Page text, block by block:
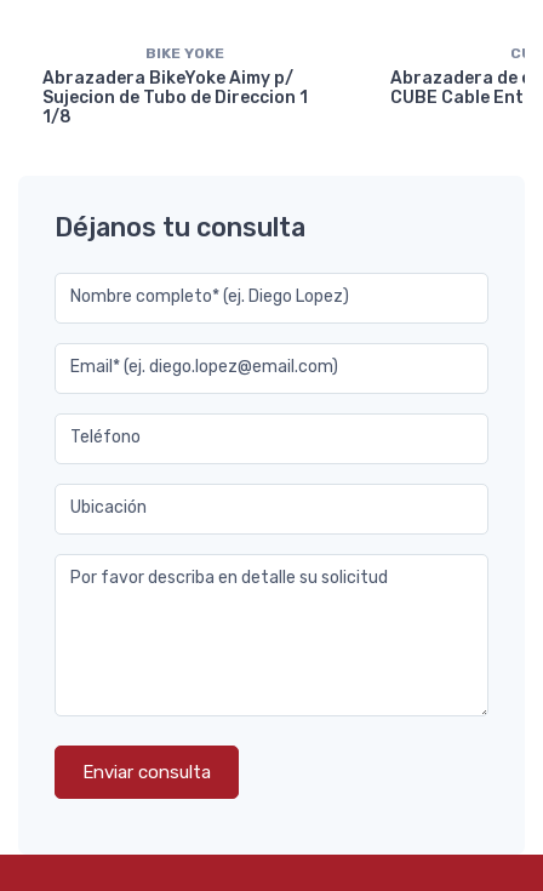
BIKE YOKE
Abrazadera BikeYoke Aimy p/
Sujecion de Tubo de Direccion 1
1/8
Abrazadera de
CUBE Cable
Déjanos tu consulta
Nombre completo* (ej. Diego Lopez)
Email* (ej. diego.lopez@email.com)
Teléfono
Ubicación
Por favor describa en detalle su solicitud
Enviar consulta